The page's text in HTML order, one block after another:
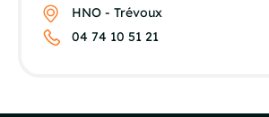
HNO - Trévoux
04 74 10 51 21